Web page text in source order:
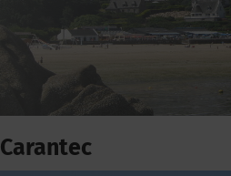
Carantec